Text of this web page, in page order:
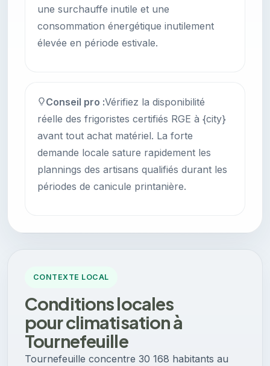
une surchauffe inutile et une
consommation énergétique inutilement
élevée en période estivale.
Conseil pro :Vérifiez la disponibilité
réelle des frigoristes certifiés RGE à {city}
avant tout achat matériel. La forte
demande locale sature rapidement les
plannings des artisans qualifiés durant les
périodes de canicule printanière.
CONTEXTE LOCAL
Conditions locales
pour climatisation à
Tournefeuille
Tournefeuille concentre 30 168 habitants au